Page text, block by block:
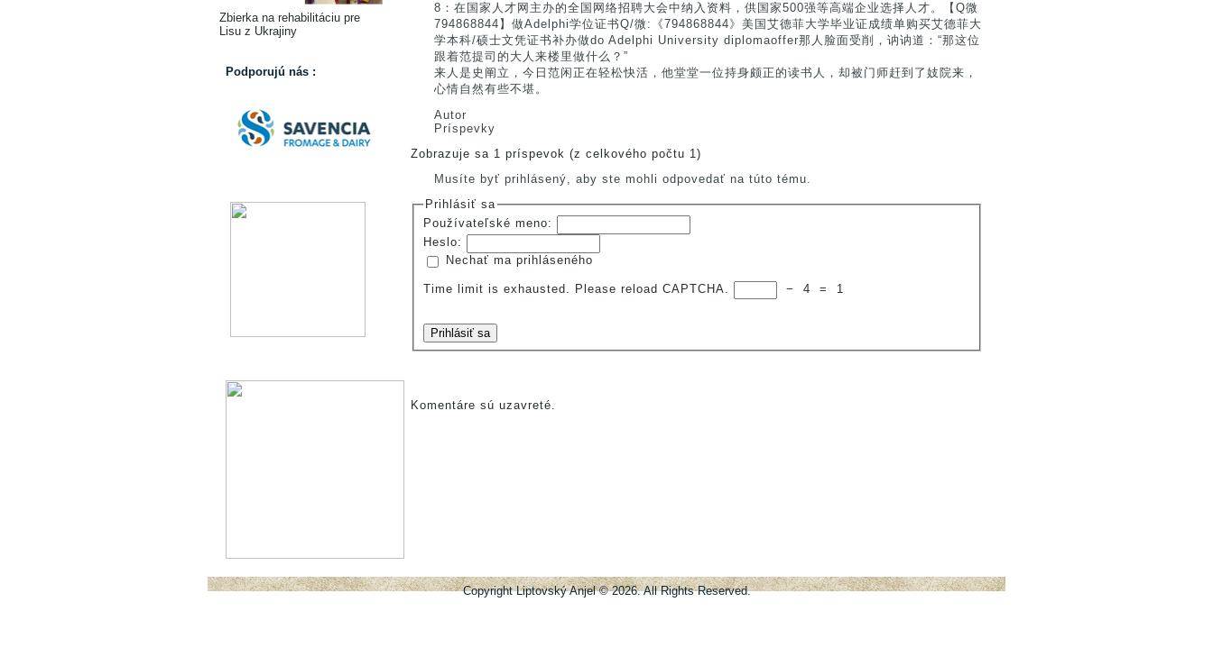
Zbierka na rehabilitáciu pre
Lisu z Ukrajiny
Podporujú nás :
8：在国家人才网主办的全国网络招聘大会中纳入资料，供国家500强等高端企业选择人才。【Q微
794868844】做Adelphi学位证书Q/微:《794868844》美国艾德菲大学毕业证成绩单购买艾德菲大
学本科/硕士文凭证书补办做do Adelphi University diplomaoffer那人脸面受削，讷讷道：“那这位
跟着范提司的大人来楼里做什么？”
来人是史阐立，今日范闲正在轻松快活，他堂堂一位持身颇正的读书人，却被门师赶到了妓院来，
心情自然有些不堪。
Autor
Príspevky
Zobrazuje sa 1 príspevok (z celkového počtu 1)
Musíte byť prihlásený, aby ste mohli odpovedať na túto tému.
Prihlásiť sa
Používateľské meno:
Heslo:
Nechať ma prihláseného
Time limit is exhausted. Please reload CAPTCHA. − 4 = 1
Prihlásiť sa
Komentáre sú uzavreté.
Copyright Liptovský Anjel © 2026. All Rights Reserved.